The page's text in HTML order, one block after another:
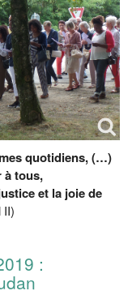
quotidiens, (…)
à tous,
et la joie de
II)
: